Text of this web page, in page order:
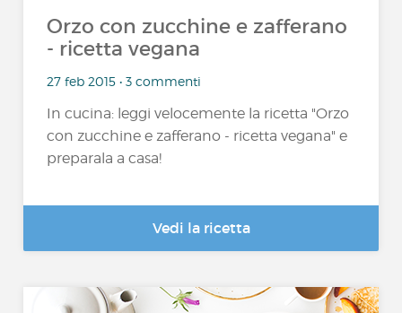
Orzo con zucchine e zafferano
- ricetta vegana
27 feb 2015 • 3 commenti
In cucina: leggi velocemente la ricetta "Orzo
con zucchine e zafferano - ricetta vegana" e
preparala a casa!
Vedi la ricetta